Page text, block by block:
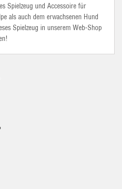
Spielzeug und Accessoire für
als auch dem erwachsenen Hund
Spielzeug in unserem Web-Shop